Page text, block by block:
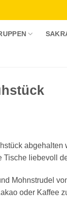
Tische liebevoll
Mohnstrudel
oder Kaffee